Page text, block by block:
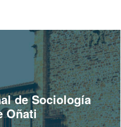
de Sociología
Oñati